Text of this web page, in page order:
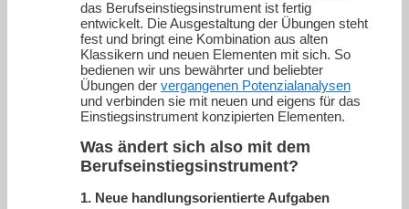
das Berufseinstiegsinstrument ist fertig
entwickelt. Die Ausgestaltung der Übungen steht
fest und bringt eine Kombination aus alten
Klassikern und neuen Elementen mit sich. So
bedienen wir uns bewährter und beliebter
Übungen der vergangenen Potenzialanalysen
und verbinden sie mit neuen und eigens für das
Einstiegsinstrument konzipierten Elementen.
Was ändert sich also mit dem
Berufseinstiegsinstrument?
1. Neue handlungsorientierte Aufgaben